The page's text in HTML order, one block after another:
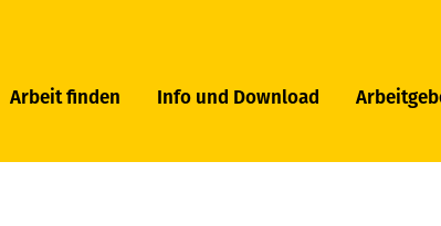
Arbeit finden Info und Download